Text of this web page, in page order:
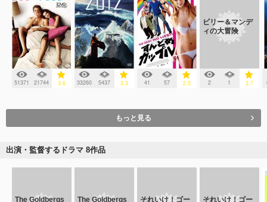
51371 21744 3.6 33260 5437 3.3 41 57 2.5
ビリー＆マンデ
ィの大冒険
2 1 3.7
もっと見る
出演・監督するドラマ 8作品
The Goldbergs
The Goldbergs
それいけ！ゴー
それいけ！ゴー